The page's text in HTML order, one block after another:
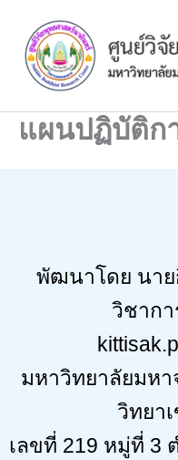
content
แผนปฏิบัติก
พัฒนาโดย นายกิต
คอมพิวเตอร์
มหาวิทยาลัยมห
วิทยา
เลขที่ 219 หมู่ที่ 3
เมือง จังห